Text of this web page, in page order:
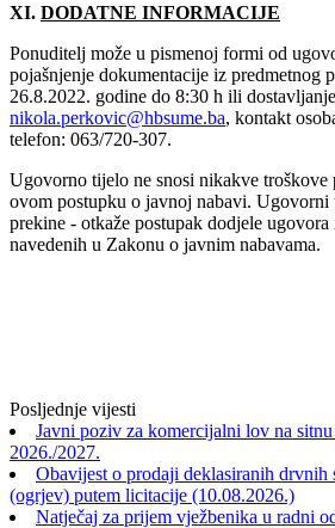
XI. DODATNE INFORMACIJE
Ponuditelj može u pismenoj formi od
pojašnjenje dokumentacije iz predmetnog
26.8.2022‎. godine do 8:30 h ili
nikola.perkovic@hbsume.ba, kontakt
telefon: 063/720-307.
Ugovorno tijelo ne snosi nikakve troškove
ovom postupku o javnoj nabavi. Ugovorni
prekine - otkaže postupak dodjele ugovora
navedenih u Zakonu o javnim nabavama.
Posljednje vijesti
Javni poziv za komercijalni lov na
2026./2027.
Obavijest o prodaji deklasiranih drvnih
(ogrjev) putem licitacije (10.08.2026.)
Natječaj za prijem vježbenika u radni